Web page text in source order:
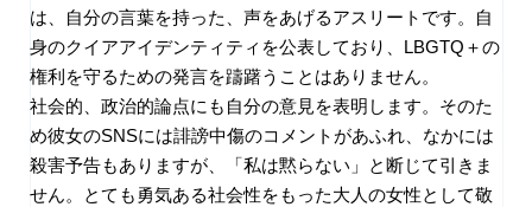
は、自分の言葉を持った、声をあげるアスリートです。自
身のクイアアイデンティティを公表しており、LBGTQ＋の
権利を守るための発言を躊躇うことはありません。
社会的、政治的論点にも自分の意見を表明します。そのた
め彼女のSNSには誹謗中傷のコメントがあふれ、なかには
殺害予告もありますが、「私は黙らない」と断じて引きま
せん。とても勇気ある社会性をもった大人の女性として敬